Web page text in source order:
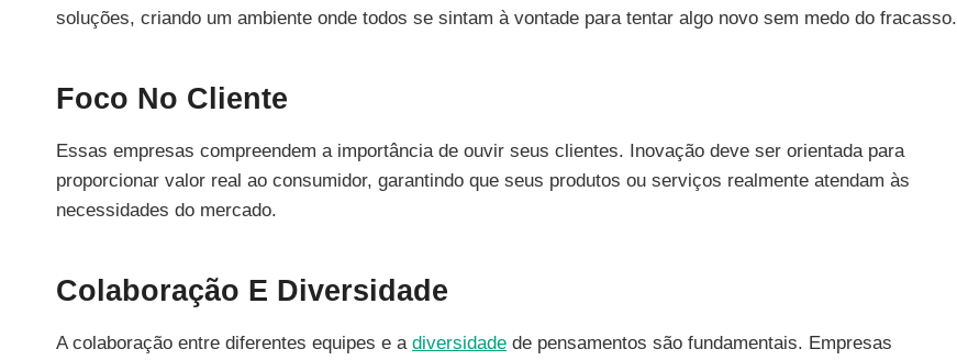
soluções, criando um ambiente onde todos se sintam à vontade para tentar algo novo sem medo do fracasso.
Foco No Cliente
Essas empresas compreendem a importância de ouvir seus clientes. Inovação deve ser orientada para
proporcionar valor real ao consumidor, garantindo que seus produtos ou serviços realmente atendam às
necessidades do mercado.
Colaboração E Diversidade
A colaboração entre diferentes equipes e a diversidade de pensamentos são fundamentais. Empresas